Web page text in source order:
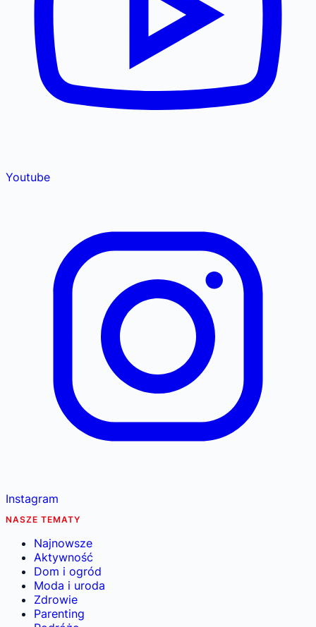
Youtube
Instagram
NASZE TEMATY
Najnowsze
Aktywność
Dom i ogród
Moda i uroda
Zdrowie
Parenting